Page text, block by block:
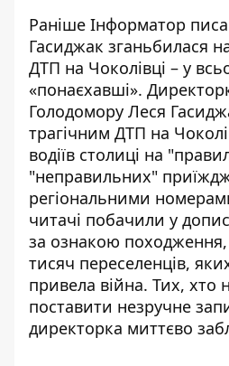
Раніше Інформатор
Гасиджак зганьбилася
ДТП на Чоколівці – у
«понаєхавші».
Голодомору Леся
трагічним ДТП на
водіїв столиці на
"неправильних"
регіональними
читачі побачили у
за ознакою
тисяч переселенців,
привела війна. Тих, хто
поставити незручне
директорка миттєво